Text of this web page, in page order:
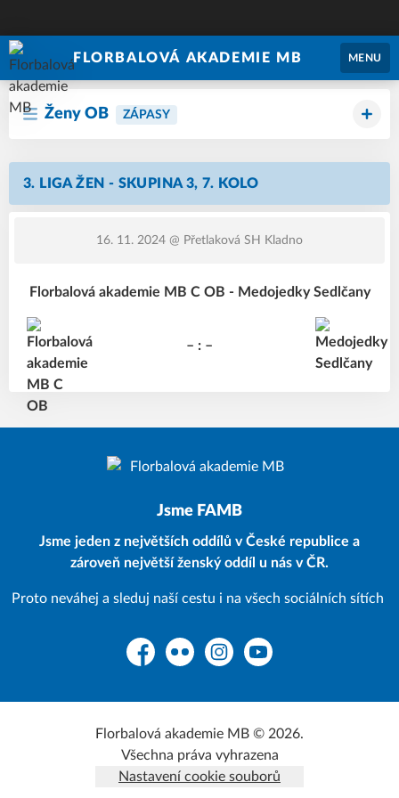
FLORBALOVÁ AKADEMIE MB MENU
Ženy OB ZÁPASY
3. LIGA ŽEN - SKUPINA 3, 7. KOLO
16. 11. 2024 @ Přetlaková SH Kladno
Florbalová akademie MB C OB - Medojedky Sedlčany
– : –
Jsme FAMB
Jsme jeden z největších oddílů v České republice a
zároveň největší ženský oddíl u nás v ČR.
Proto neváhej a sleduj naší cestu i na všech sociálních sítích
FacebookFlickr InstagramYouTube
Florbalová akademie MB © 2026.
Všechna práva vyhrazena
Nastavení cookie souborů